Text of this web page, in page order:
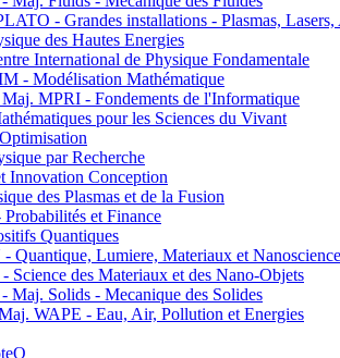
- Grandes installations - Plasmas, Lasers,
des Hautes Energies
International de Physique Fondamentale
- Modélisation Mathématique
MPRI - Fondements de l'Informatique
pour les Sciences du Vivant
par Recherche
Innovation Conception
des Plasmas et de la Fusion
et Finance
Quantiques
Lumiere, Materiaux et
des Materiaux et des Nano-Objets
Solids - Mecanique des Solides
WAPE - Eau, Air, Pollution et Energies